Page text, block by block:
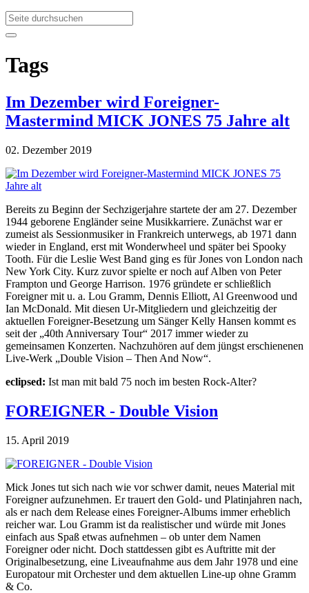
Tags
Im Dezember wird Foreigner-
Mastermind MICK JONES 75 Jahre alt
02. Dezember 2019
Bereits zu Beginn der Sechzigerjahre startete der am 27. Dezember
1944 geborene Engländer seine Musikkarriere. Zunächst war er
zumeist als Sessionmusiker in Frankreich unterwegs, ab 1971 dann
wieder in England, erst mit Wonderwheel und später bei Spooky
Tooth. Für die Leslie West Band ging es für Jones von London nach
New York City. Kurz zuvor spielte er noch auf Alben von Peter
Frampton und George Harrison. 1976 gründete er schließlich
Foreigner mit u. a. Lou Gramm, Dennis Elliott, Al Greenwood und
Ian McDonald. Mit diesen Ur-Mitgliedern und gleichzeitig der
aktuellen Foreigner-Besetzung um Sänger Kelly Hansen kommt es
seit der „40th Anniversary Tour“ 2017 immer wieder zu
gemeinsamen Konzerten. Nachzuhören auf dem jüngst erschienenen
Live-Werk „Double Vision – Then And Now“.
eclipsed: Ist man mit bald 75 noch im besten Rock-Alter?
FOREIGNER - Double Vision
15. April 2019
Mick Jones tut sich nach wie vor schwer damit, neues Material mit
Foreigner aufzunehmen. Er trauert den Gold- und Platinjahren nach,
als er nach dem Release eines Foreigner-Albums immer erheblich
reicher war. Lou Gramm ist da realistischer und würde mit Jones
einfach aus Spaß etwas aufnehmen – ob unter dem Namen
Foreigner oder nicht. Doch stattdessen gibt es Auftritte mit der
Originalbesetzung, eine Liveaufnahme aus dem Jahr 1978 und eine
Europatour mit Orchester und dem aktuellen Line-up ohne Gramm
& Co.